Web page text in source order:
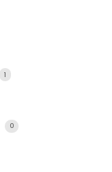
1
0